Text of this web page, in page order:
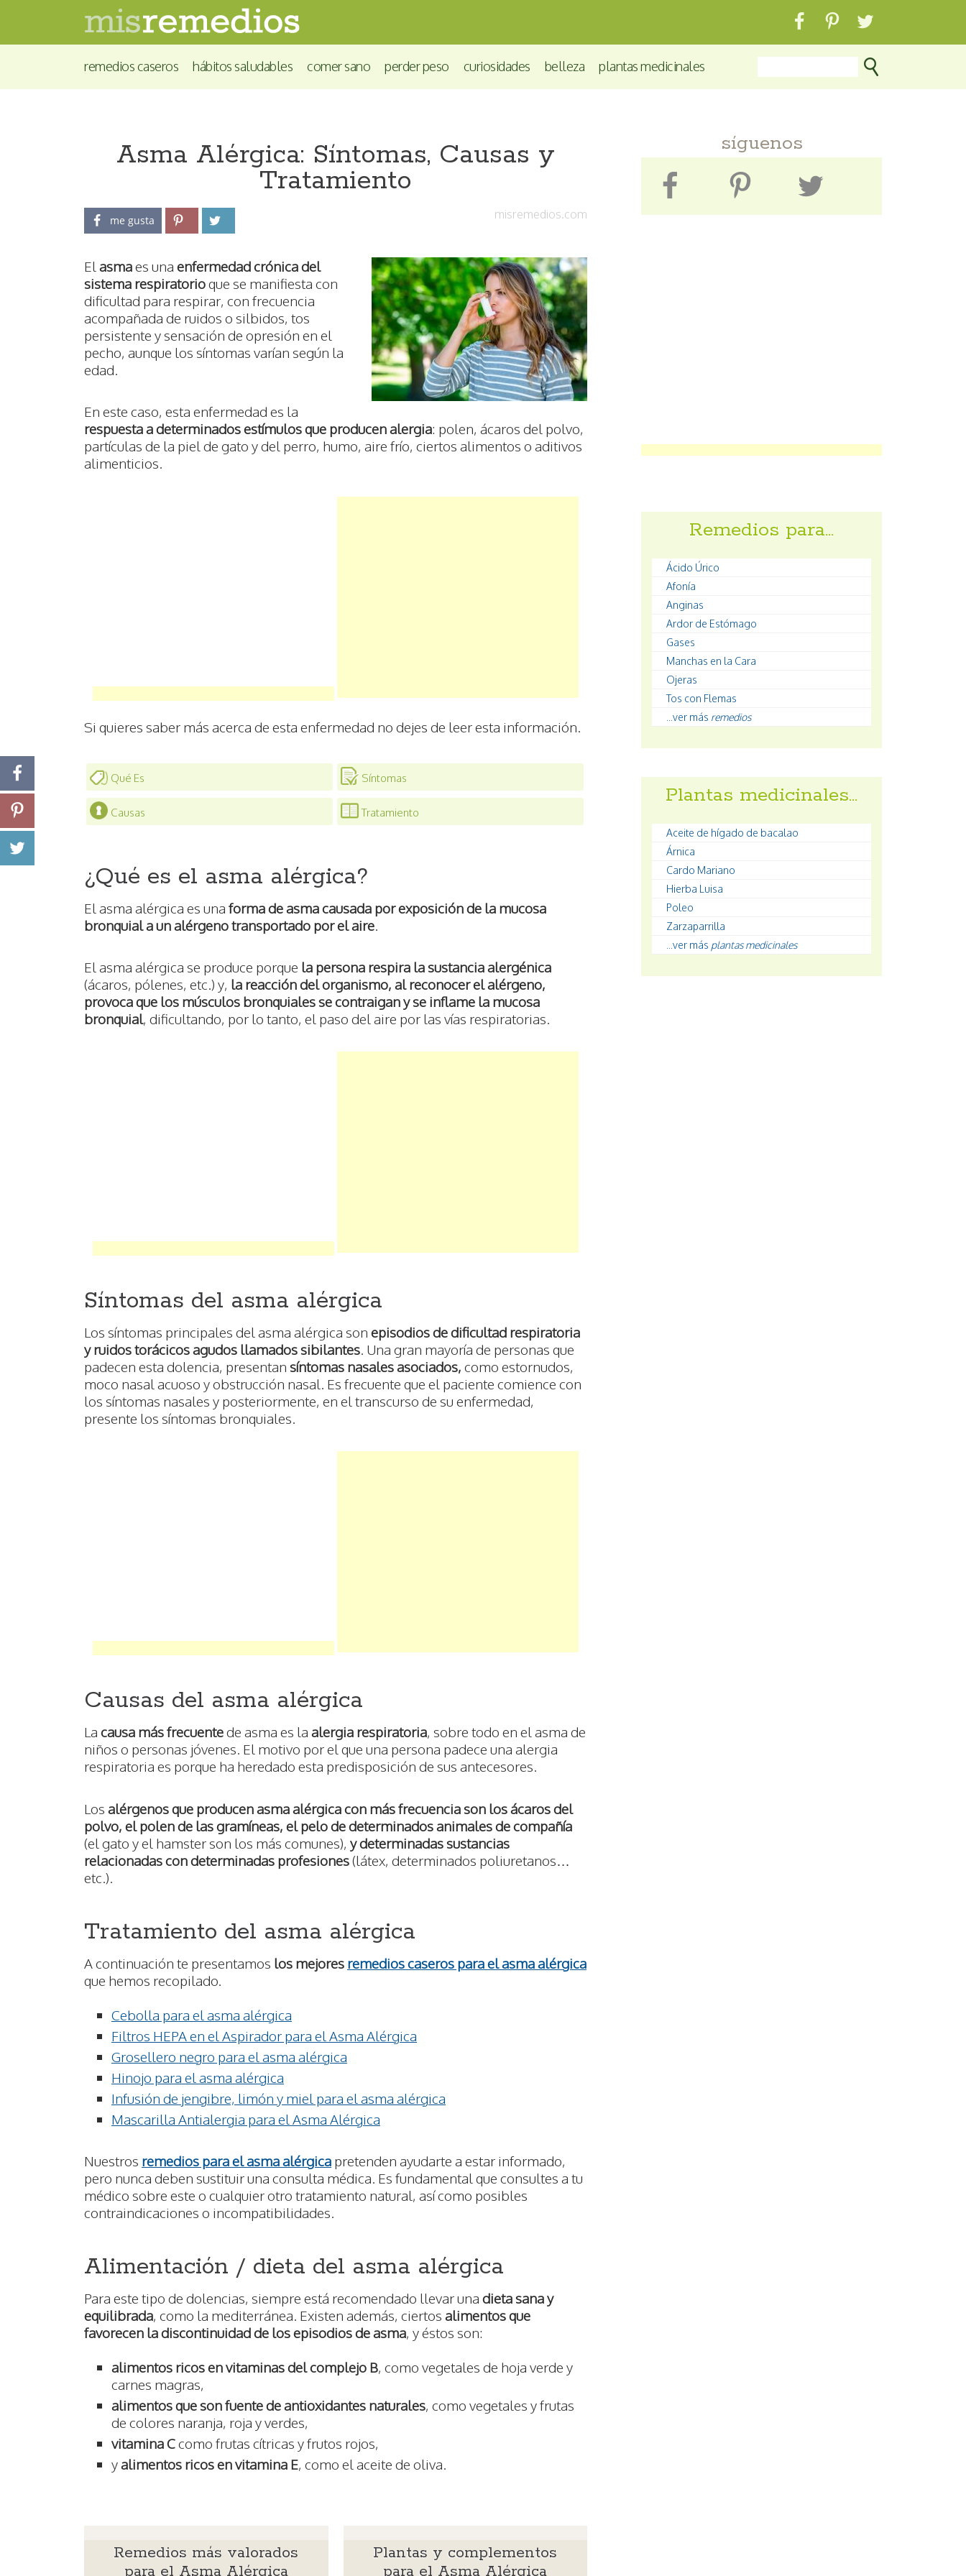
remedios caseros hábitos saludables comer sano perder peso curiosidades belleza plantas medicinales
Asma Alérgica: Síntomas, Causas y
Tratamiento
misremedios.com
me gusta
El asmaes una enfermedad crónica del
sistema respiratorioque se manifiesta con
dificultad para respirar, con frecuencia
acompañada de ruidos o silbidos, tos
persistente y sensación de opresión en el
pecho, aunque los síntomas varían según la
edad.
En este caso, esta enfermedad es la
respuesta a determinados estímulos que producen alergia: polen, ácaros del polvo,
partículas de la piel de gato y del perro, humo, aire frío, ciertos alimentos o aditivos
alimenticios.
Si quieres saber más acerca de esta enfermedad no dejes de leer esta información.
Qué Es Síntomas
Causas Tratamiento
¿Qué es el asma alérgica?
El asma alérgica es una forma de asma causada por exposición de la mucosa
bronquial a un alérgeno transportado por el aire.
El asma alérgica se produce porque la persona respira la sustancia alergénica
(ácaros, pólenes, etc.) y, la reacción del organismo, al reconocer el alérgeno,
provoca que los músculos bronquiales se contraigan y se inflame la mucosa
bronquial, dificultando, por lo tanto, el paso del aire por las vías respiratorias.
Síntomas del asma alérgica
Los síntomas principales del asma alérgica son episodios de dificultad respiratoria
y ruidos torácicos agudos llamados sibilantes. Una gran mayoría de personas que
padecen esta dolencia, presentan síntomas nasales asociados, como estornudos,
moco nasal acuoso y obstrucción nasal. Es frecuente que el paciente comience con
los síntomas nasales y posteriormente, en el transcurso de su enfermedad,
presente los síntomas bronquiales.
Causas del asma alérgica
La causa más frecuentede asma es la alergia respiratoria, sobre todo en el asma de
niños o personas jóvenes. El motivo por el que una persona padece una alergia
respiratoria es porque ha heredado esta predisposición de sus antecesores.
Los alérgenos que producen asma alérgica con más frecuencia son los ácaros del
polvo, el polen de las gramíneas, el pelo de determinados animales de compañía
(el gato y el hamster son los más comunes), y determinadas sustancias
relacionadas con determinadas profesiones(látex, determinados poliuretanos…
etc.).
Tratamiento del asma alérgica
A continuación te presentamos los mejores remedios caseros para el asma alérgica
que hemos recopilado.
Cebolla para el asma alérgica
Filtros HEPA en el Aspirador para el Asma Alérgica
Grosellero negro para el asma alérgica
Hinojo para el asma alérgica
Infusión de jengibre, limón y miel para el asma alérgica
Mascarilla Antialergia para el Asma Alérgica
Nuestros remedios para el asma alérgica pretenden ayudarte a estar informado,
pero nunca deben sustituir una consulta médica. Es fundamental que consultes a tu
médico sobre este o cualquier otro tratamiento natural, así como posibles
contraindicaciones o incompatibilidades.
Alimentación / dieta del asma alérgica
Para este tipo de dolencias, siempre está recomendado llevar una dieta sana y
equilibrada, como la mediterránea. Existen además, ciertos alimentos que
favorecen la discontinuidad de los episodios de asma, y éstos son:
alimentos ricos en vitaminas del complejo B, como vegetales de hoja verde y
carnes magras,
alimentos que son fuente de antioxidantes naturales, como vegetales y frutas
de colores naranja, roja y verdes,
vitamina Ccomo frutas cítricas y frutos rojos,
yalimentos ricos en vitamina E, como el aceite de oliva.
Remedios más valorados
para el Asma Alérgica
Plantas y complementos
para el Asma Alérgica
síguenos
Remedios para…
Ácido Úrico
Afonía
Anginas
Ardor de Estómago
Gases
Manchas en la Cara
Ojeras
Tos con Flemas
...ver más remedios
Plantas medicinales…
Aceite de hígado de bacalao
Árnica
Cardo Mariano
Hierba Luisa
Poleo
Zarzaparrilla
...ver más plantas medicinales